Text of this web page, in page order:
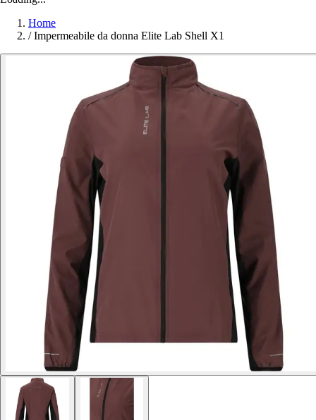
Home
/ Impermeabile da donna Elite Lab Shell X1